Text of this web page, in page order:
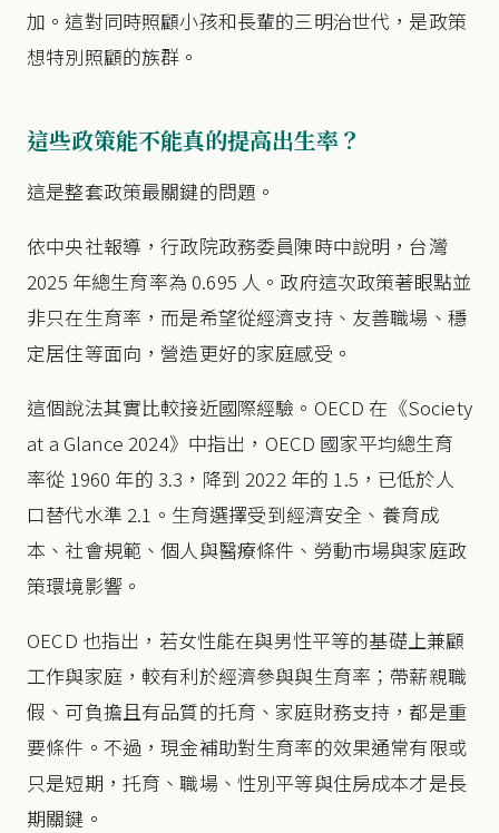
加。這對同時照顧小孩和長輩的三明治世代，是政策
想特別照顧的族群。
這些政策能不能真的提高出生率？
這是整套政策最關鍵的問題。
依中央社報導，行政院政務委員陳時中說明，台灣
2025 年總生育率為 0.695 人。政府這次政策著眼點並
非只在生育率，而是希望從經濟支持、友善職場、穩
定居住等面向，營造更好的家庭感受。
這個說法其實比較接近國際經驗。OECD 在《Society
at a Glance 2024》中指出，OECD 國家平均總生育
率從 1960 年的 3.3，降到 2022 年的 1.5，已低於人
口替代水準 2.1。生育選擇受到經濟安全、養育成
本、社會規範、個人與醫療條件、勞動市場與家庭政
策環境影響。
OECD 也指出，若女性能在與男性平等的基礎上兼顧
工作與家庭，較有利於經濟參與與生育率；帶薪親職
假、可負擔且有品質的托育、家庭財務支持，都是重
要條件。不過，現金補助對生育率的效果通常有限或
只是短期，托育、職場、性別平等與住房成本才是長
期關鍵。